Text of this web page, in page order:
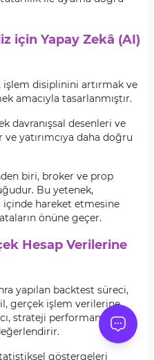
için Yapay Zekâ (AI)
işlem disiplinini artırmak ve
amacıyla tasarlanmıştır.
davranışsal desenleri ve
yatırımcıya daha doğru
biri, broker ve prop
Bu yetenek,
içinde hareket etmesine
önüne geçer.
Hesap Verilerine
yapılan backtest süreci,
gerçek işlem verilerine
strateji performansını
göstergeleri